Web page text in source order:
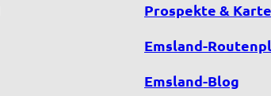
Prospekte &
Emsland-
Emsland-Blog